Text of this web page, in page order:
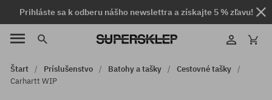
Prihláste sa k odberu nášho newslettra a získajte 5 % zľavu!
Štart Príslušenstvo Batohy a tašky
Cestovné tašky
Carhartt WIP